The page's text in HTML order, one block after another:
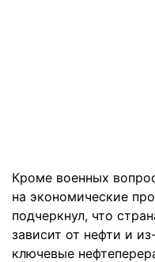
Кроме военных
на экономические
подчеркнул, что
зависит от нефти и
ключевые